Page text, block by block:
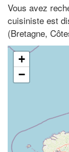
Vous avez
cuisiniste est
(Bretagne,
+
−